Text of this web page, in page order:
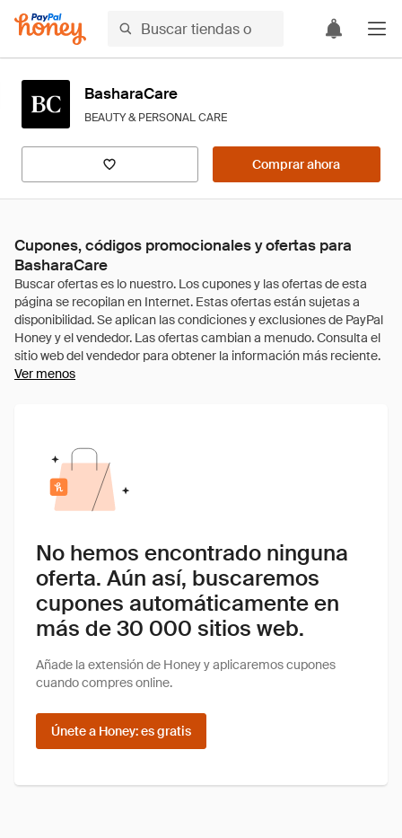
BasharaCare
BEAUTY & PERSONAL CARE
Comprar ahora
Cupones, códigos promocionales y ofertas para
BasharaCare
Ver menos
No hemos encontrado ninguna
oferta. Aún así, buscaremos
cupones automáticamente en
más de 30 000 sitios web.
Añade la extensión de Honey y aplicaremos cupones
cuando compres online.
Únete a Honey: es gratis